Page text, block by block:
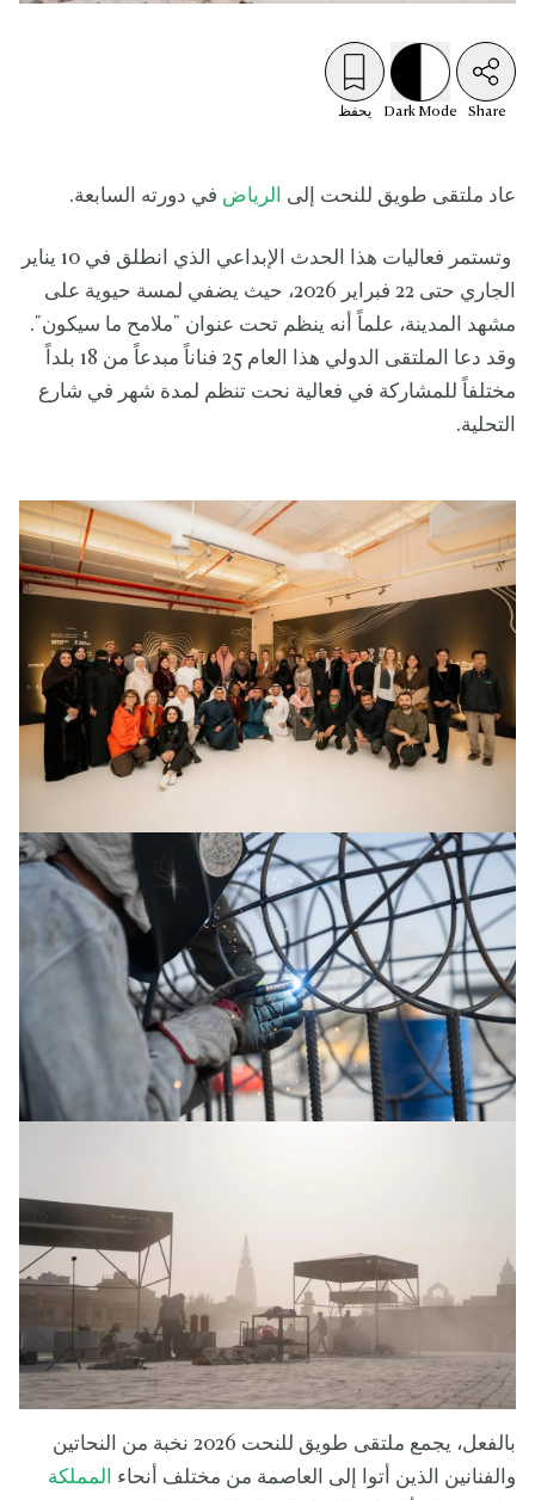
Share
Dark Mode يحفظ
عاد ملتقى طويق للنحت إلى الرياض في دورته السابعة.
وتستمر فعاليات هذا الحدث الإبداعي الذي انطلق في 10 يناير
الجاري حتى 22 فبراير 2026، حيث يضفي لمسة حيوية على
مشهد المدينة، علماً أنه ينظم تحت عنوان "ملامح ما سيكون".
وقد دعا الملتقى الدولي هذا العام 25 فناناً مبدعاً من 18 بلداً
مختلفاً للمشاركة في فعالية نحت تنظم لمدة شهر في شارع
التحلية.
بالفعل، يجمع ملتقى طويق للنحت 2026 نخبة من النحاتين
والفنانين الذين أتوا إلى العاصمة من مختلف أنحاء المملكة